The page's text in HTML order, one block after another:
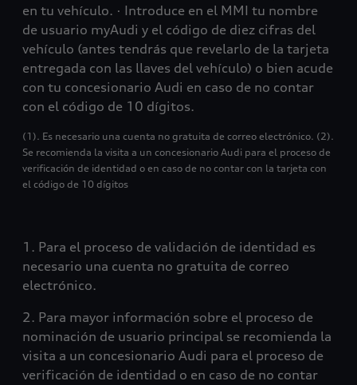
en tu vehículo. · Introduce en el MMI tu nombre
de usuario myAudi y el código de diez cifras del
vehículo (antes tendrás que revelarlo de la tarjeta
entregada con las llaves del vehículo) o bien acude
con tu concesionario Audi en caso de no contar
con el código de 10 dígitos.
(1). Es necesario una cuenta no gratuita de correo electrónico. (2).
Se recomienda la visita a un concesionario Audi para el proceso de
verificación de identidad o en caso de no contar con la tarjeta con
el código de 10 dígitos
1. Para el proceso de validación de identidad es
necesario una cuenta no gratuita de correo
electrónico.
2. Para mayor información sobre el proceso de
nominación de usuario principal se recomienda la
visita a un concesionario Audi para el proceso de
verificación de identidad o en caso de no contar